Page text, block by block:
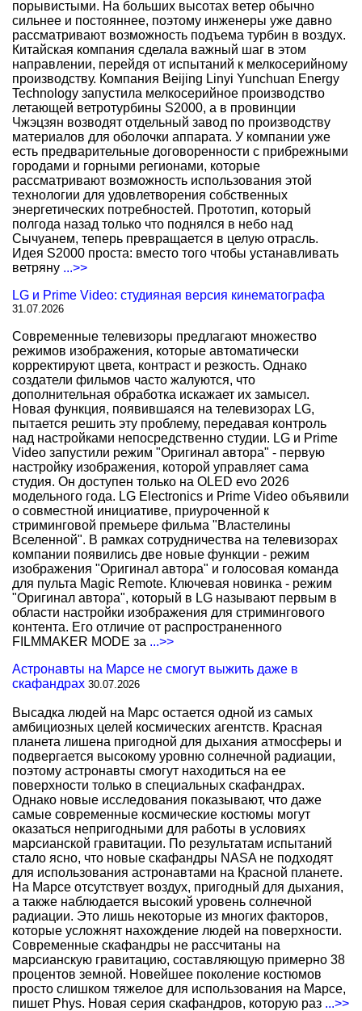
порывистыми. На больших высотах ветер обычно
сильнее и постояннее, поэтому инженеры уже давно
рассматривают возможность подъема турбин в воздух.
Китайская компания сделала важный шаг в этом
направлении, перейдя от испытаний к мелкосерийному
производству. Компания Beijing Linyi Yunchuan Energy
Technology запустила мелкосерийное производство
летающей ветротурбины S2000, а в провинции
Чжэцзян возводят отдельный завод по производству
материалов для оболочки аппарата. У компании уже
есть предварительные договоренности с прибрежными
городами и горными регионами, которые
рассматривают возможность использования этой
технологии для удовлетворения собственных
энергетических потребностей. Прототип, который
полгода назад только что поднялся в небо над
Сычуанем, теперь превращается в целую отрасль.
Идея S2000 проста: вместо того чтобы устанавливать
ветряну ...>>
LG и Prime Video: студияная версия кинематографа
31.07.2026
Современные телевизоры предлагают множество
режимов изображения, которые автоматически
корректируют цвета, контраст и резкость. Однако
создатели фильмов часто жалуются, что
дополнительная обработка искажает их замысел.
Новая функция, появившаяся на телевизорах LG,
пытается решить эту проблему, передавая контроль
над настройками непосредственно студии. LG и Prime
Video запустили режим "Оригинал автора" - первую
настройку изображения, которой управляет сама
студия. Он доступен только на OLED evo 2026
модельного года. LG Electronics и Prime Video объявили
о совместной инициативе, приуроченной к
стриминговой премьере фильма "Властелины
Вселенной". В рамках сотрудничества на телевизорах
компании появились две новые функции - режим
изображения "Оригинал автора" и голосовая команда
для пульта Magic Remote. Ключевая новинка - режим
"Оригинал автора", который в LG называют первым в
области настройки изображения для стримингового
контента. Его отличие от распространенного
FILMMAKER MODE за ...>>
Астронавты на Марсе не смогут выжить даже в
скафандрах 30.07.2026
Высадка людей на Марс остается одной из самых
амбициозных целей космических агентств. Красная
планета лишена пригодной для дыхания атмосферы и
подвергается высокому уровню солнечной радиации,
поэтому астронавты смогут находиться на ее
поверхности только в специальных скафандрах.
Однако новые исследования показывают, что даже
самые современные космические костюмы могут
оказаться непригодными для работы в условиях
марсианской гравитации. По результатам испытаний
стало ясно, что новые скафандры NASA не подходят
для использования астронавтами на Красной планете.
На Марсе отсутствует воздух, пригодный для дыхания,
а также наблюдается высокий уровень солнечной
радиации. Это лишь некоторые из многих факторов,
которые усложнят нахождение людей на поверхности.
Современные скафандры не рассчитаны на
марсианскую гравитацию, составляющую примерно 38
процентов земной. Новейшее поколение костюмов
просто слишком тяжелое для использования на Марсе,
пишет Phys. Новая серия скафандров, которую раз ...>>